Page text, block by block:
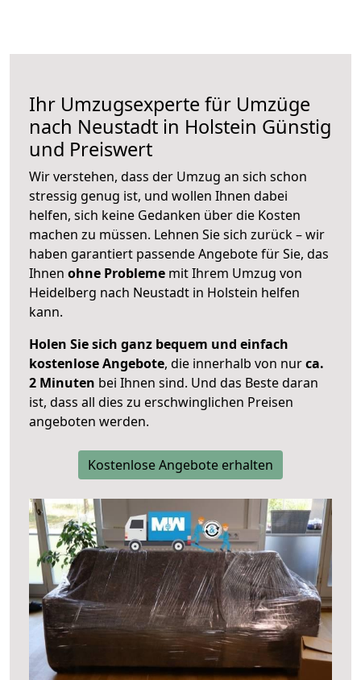
Ihr Umzugsexperte für Umzüge
nach Neustadt in Holstein Günstig
und Preiswert
Wir verstehen, dass der Umzug an sich schon
stressig genug ist, und wollen Ihnen dabei
helfen, sich keine Gedanken über die Kosten
machen zu müssen. Lehnen Sie sich zurück – wir
haben garantiert passende Angebote für Sie, das
Ihnen ohne Probleme mit Ihrem Umzug von
Heidelberg nach Neustadt in Holstein helfen
kann.
Holen Sie sich ganz bequem und einfach
kostenlose Angebote, die innerhalb von nurca.
2 Minuten bei Ihnen sind. Und das Beste daran
ist, dass all dies zu erschwinglichen Preisen
angeboten werden.
Kostenlose Angebote erhalten